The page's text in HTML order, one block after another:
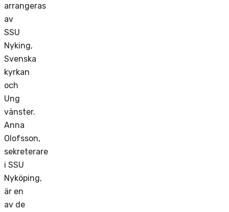
arrangeras
av
SSU
Nyking,
Svenska
kyrkan
och
Ung
vänster.
Anna
Olofsson,
sekreterare
i SSU
Nyköping,
är en
av de